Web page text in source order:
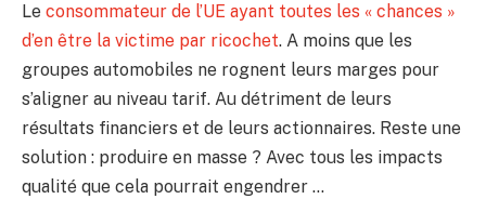
Le consommateur de l’UE ayant toutes les « chances »
d’en être la victime par ricochet. A moins que les
groupes automobiles ne rognent leurs marges pour
s’aligner au niveau tarif. Au détriment de leurs
résultats financiers et de leurs actionnaires. Reste une
solution : produire en masse ? Avec tous les impacts
qualité que cela pourrait engendrer …